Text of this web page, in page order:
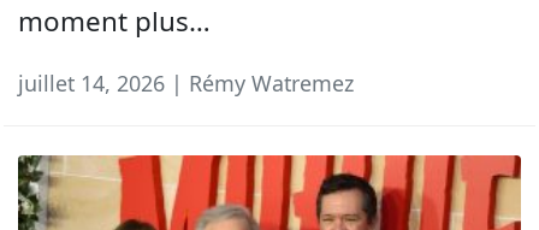
moment plus…
juillet 14, 2026 | Rémy Watremez